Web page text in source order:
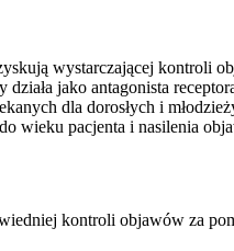
wystarczającej kontroli
jako antagonista
dla dorosłych i
wieku pacjenta i nasilenia
kontroli objawów za